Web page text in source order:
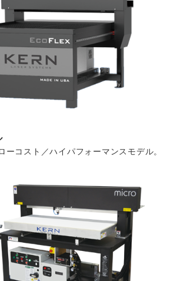
品一覧
ーコスト／ハイパフォーマンスモデル。